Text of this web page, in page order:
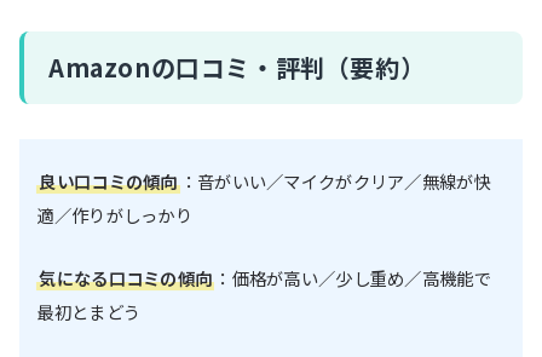
Amazonの口コミ・評判（要約）
良い口コミの傾向：音がいい／マイクがクリア／無線が快
適／作りがしっかり
気になる口コミの傾向 ：価格が高い／少し重め／高機能で
最初とまどう